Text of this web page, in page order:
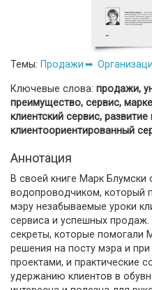
Темы: Продажи
Ключевые слова: продажи,
преимущество, сервис,
клиентский сервис,
клиентоориентированный
Аннотация
В своей книге Марк Блумски
водопроводчиком, который
мэру незабываемые уроки
сервиса и успешных продаж.
секреты, которые помогали
решения на посту мэра и
проектами, и практические
удержанию клиентов в